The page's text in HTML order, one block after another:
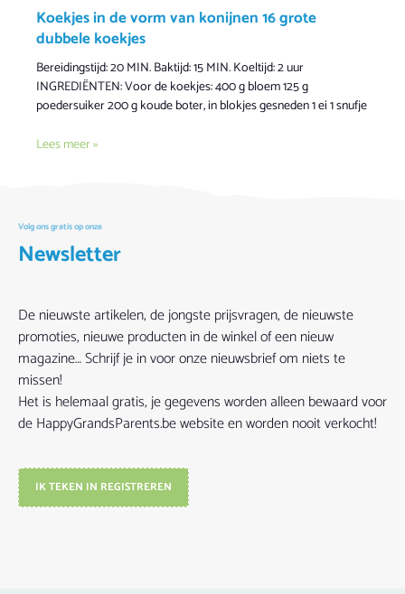
Koekjes in de vorm van konijnen 16 grote
dubbele koekjes
Bereidingstijd: 20 MIN. Baktijd: 15 MIN. Koeltijd: 2 uur
INGREDIËNTEN: Voor de koekjes: 400 g bloem 125 g
poedersuiker 200 g koude boter, in blokjes gesneden 1 ei 1 snufje
Lees meer »
Volg ons gratis op onze
Newsletter
De nieuwste artikelen, de jongste prijsvragen, de nieuwste
promoties, nieuwe producten in de winkel of een nieuw
magazine… Schrijf je in voor onze nieuwsbrief om niets te
missen!
Het is helemaal gratis, je gegevens worden alleen bewaard voor
de HappyGrandsParents.be website en worden nooit verkocht!
IK TEKEN IN REGISTREREN